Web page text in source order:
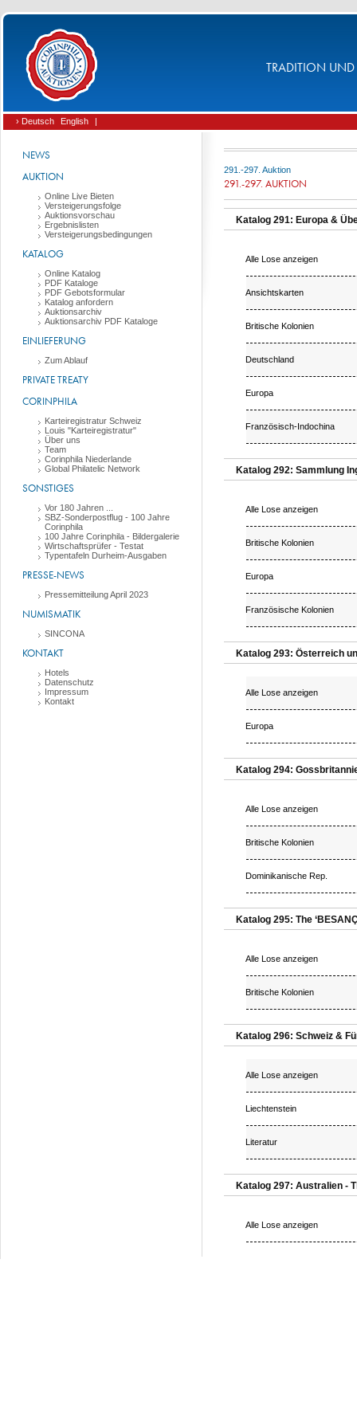
TRADITION UND
› Deutsch English |
NEWS
AUKTION
Online Live Bieten
Versteigerungsfolge
Auktionsvorschau
Ergebnislisten
Versteigerungsbedingungen
KATALOG
Online Katalog
PDF Kataloge
PDF Gebotsformular
Katalog anfordern
Auktionsarchiv
Auktionsarchiv PDF Kataloge
EINLIEFERUNG
Zum Ablauf
PRIVATE TREATY
CORINPHILA
Karteiregistratur Schweiz
Louis "Karteiregistratur"
Über uns
Team
Corinphila Niederlande
Global Philatelic Network
SONSTIGES
Vor 180 Jahren ...
SBZ-Sonderpostflug - 100 Jahre
Corinphila
100 Jahre Corinphila - Bildergalerie
Wirtschaftsprüfer - Testat
Typentafeln Durheim-Ausgaben
PRESSE-NEWS
Pressemitteilung April 2023
NUMISMATIK
SINCONA
KONTAKT
Hotels
Datenschutz
Impressum
Kontakt
291.-297. Auktion
291.-297. AUKTION
Katalog 291: Europa &
Alle Lose anzeigen
Ansichtskarten
Britische Kolonien
Deutschland
Europa
Französisch-Indochina
Katalog 292: Sammlung
Alle Lose anzeigen
Britische Kolonien
Europa
Französische Kolonien
Katalog 293: Österreich
Alle Lose anzeigen
Europa
Katalog 294:
Alle Lose anzeigen
Britische Kolonien
Dominikanische Rep.
Katalog 295: The
Alle Lose anzeigen
Britische Kolonien
Katalog 296: Schweiz &
Alle Lose anzeigen
Liechtenstein
Literatur
Katalog 297: Australien -
Alle Lose anzeigen